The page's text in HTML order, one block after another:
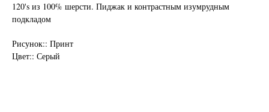
120's из 100% шерсти. Пиджак и контрастным изумрудным
подкладом
Рисунок:: Принт
Цвет:: Серый
Пройдите тест и узнайте стоимость
костюм для офиса?